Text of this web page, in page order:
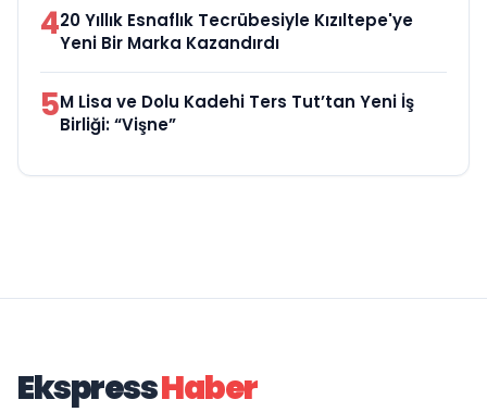
420 Yıllık Esnaflık Tecrübesiyle Kızıltepe'ye
Yeni Bir Marka Kazandırdı
5M Lisa ve Dolu Kadehi Ters Tut’tan Yeni İş
Birliği: “Vişne”
EkspressHaber